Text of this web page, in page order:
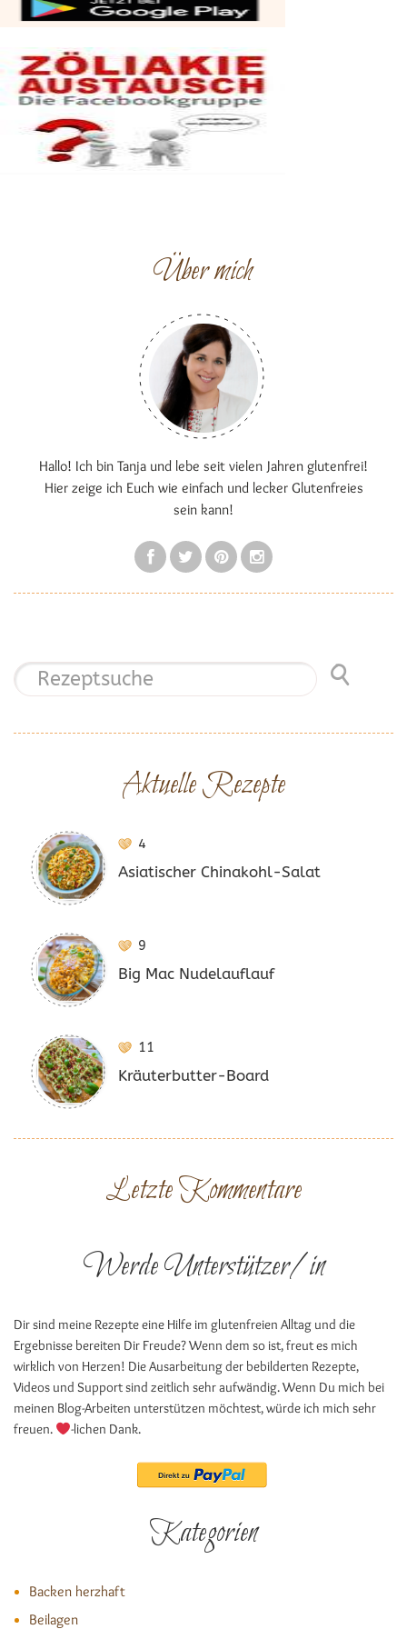
Über mich
Hallo! Ich bin Tanja und lebe seit vielen Jahren glutenfrei!
Hier zeige ich Euch wie einfach und lecker Glutenfreies
sein kann!
Aktuelle Rezepte
4
Asiatischer Chinakohl-Salat
9
Big Mac Nudelauflauf
11
Kräuterbutter-Board
Letzte Kommentare
Werde Unterstützer/in
Dir sind meine Rezepte eine Hilfe im glutenfreien Alltag und die
Ergebnisse bereiten Dir Freude? Wenn dem so ist, freut es mich
wirklich von Herzen! Die Ausarbeitung der bebilderten Rezepte,
Videos und Support sind zeitlich sehr aufwändig. Wenn Du mich bei
meinen Blog-Arbeiten unterstützen möchtest, würde ich mich sehr
freuen.
-lichen Dank.
Kategorien
Backen herzhaft
Beilagen